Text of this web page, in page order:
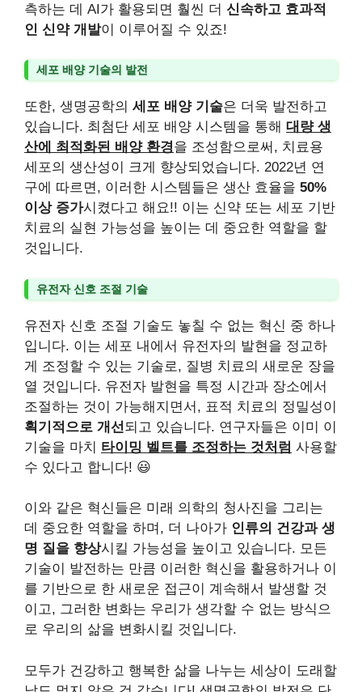
측하는 데 AI가 활용되면 훨씬 더 신속하고 효과적
인 신약 개발이 이루어질 수 있죠!
세포 배양 기술의 발전
또한, 생명공학의 세포 배양 기술은 더욱 발전하고
있습니다. 최첨단 세포 배양 시스템을 통해 대량 생
산에 최적화된 배양 환경을 조성함으로써, 치료용
세포의 생산성이 크게 향상되었습니다. 2022년 연
구에 따르면, 이러한 시스템들은 생산 효율을 50%
이상 증가시켰다고 해요!! 이는 신약 또는 세포 기반
치료의 실현 가능성을 높이는 데 중요한 역할을 할
것입니다.
유전자 신호 조절 기술
유전자 신호 조절 기술도 놓칠 수 없는 혁신 중 하나
입니다. 이는 세포 내에서 유전자의 발현을 정교하
게 조정할 수 있는 기술로, 질병 치료의 새로운 장을
열 것입니다. 유전자 발현을 특정 시간과 장소에서
조절하는 것이 가능해지면서, 표적 치료의 정밀성이
획기적으로 개선 되고 있습니다. 연구자들은 이미 이
기술을 마치 타이밍 벨트를 조정하는 것처럼 사용할
수 있다고 합니다! 😃
이와 같은 혁신들은 미래 의학의 청사진을 그리는
데 중요한 역할을 하며, 더 나아가 인류의 건강과 생
명 질을 향상시킬 가능성을 높이고 있습니다. 모든
기술이 발전하는 만큼 이러한 혁신을 활용하거나 이
를 기반으로 한 새로운 접근이 계속해서 발생할 것
이고, 그러한 변화는 우리가 생각할 수 없는 방식으
로 우리의 삶을 변화시킬 것입니다.
모두가 건강하고 행복한 삶을 나누는 세상이 도래할